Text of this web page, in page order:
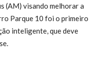
(AM) visando melhorar a
Parque 10 foi o primeiro
inteligente, que deve